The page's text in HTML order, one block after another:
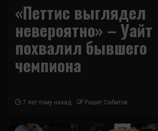
«Петтис выглядел
невероятно» – Уайт
похвалил бывшего
чемпиона
7 лет тому назад Решит Сабитов